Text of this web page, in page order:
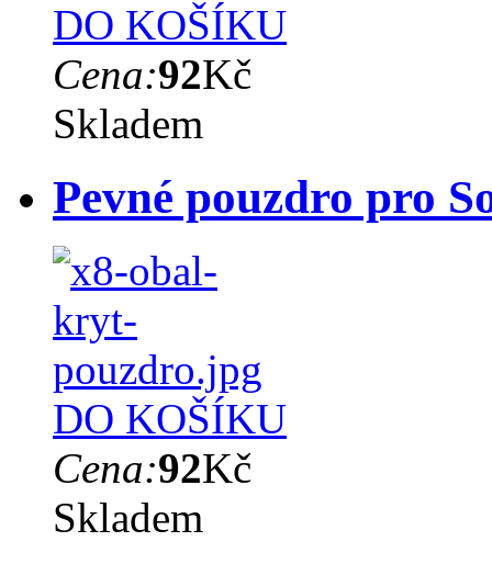
DO KOŠÍKU
Cena:92Kč
Skladem
Pevné pouzdro pro
DO KOŠÍKU
Cena:92Kč
Skladem